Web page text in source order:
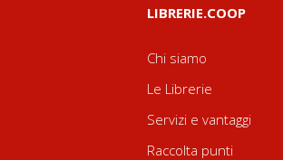
LIBRERIE.COOP
Chi siamo
Le Librerie
Servizi e vantaggi
Raccolta punti